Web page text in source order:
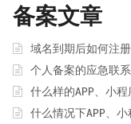
备案文章
域名到期后如何注册
个人备案的应急联
什么样的APP、小
什么情况下APP、